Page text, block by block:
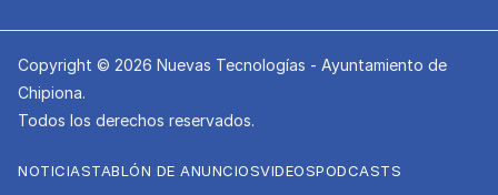
Copyright © 2026 Nuevas Tecnologías - Ayuntamiento de
Chipiona.
Todos los derechos reservados.
NOTICIASTABLÓN DE ANUNCIOSVIDEOSPODCASTS